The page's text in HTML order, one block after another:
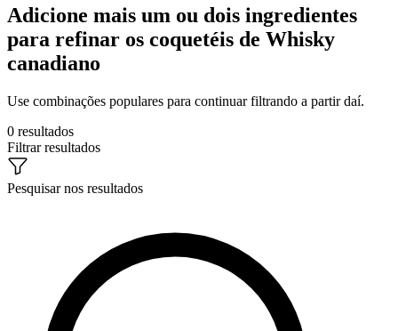
Adicione mais um ou dois ingredientes
para refinar os coquetéis de Whisky
canadiano
Use combinações populares para continuar filtrando a partir daí.
0 resultados
Filtrar resultados
Pesquisar nos resultados